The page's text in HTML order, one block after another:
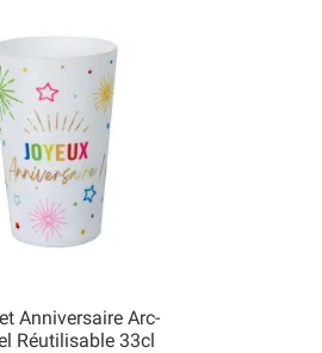
Anniversaire Arc-
Réutilisable 33cl